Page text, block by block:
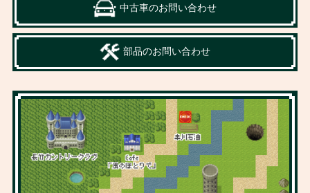
中古車のお問い合わせ
部品のお問い合わせ